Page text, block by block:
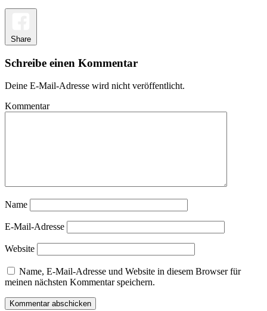
Share
Schreibe einen Kommentar
Deine E-Mail-Adresse wird nicht veröffentlicht.
Kommentar
Name
E-Mail-Adresse
Website
Name, E-Mail-Adresse und Website in diesem Browser für
meinen nächsten Kommentar speichern.